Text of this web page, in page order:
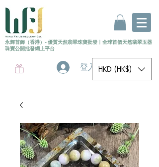
永輝首飾（香港）- 優質天然翡翠珠寶批發 〡 全球首個天然翡翠玉器
珠寶公開批發網上平台
登入 HKD (HK$)